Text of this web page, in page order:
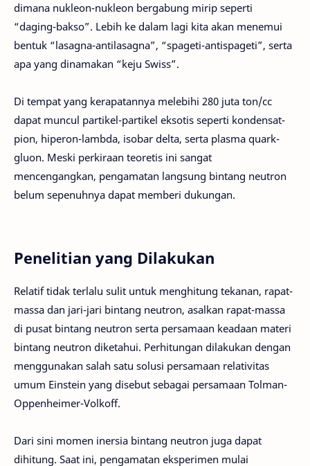
dimana nukleon-nukleon bergabung mirip seperti
“daging-bakso”. Lebih ke dalam lagi kita akan menemui
bentuk “lasagna-antilasagna”, “spageti-antispageti”, serta
apa yang dinamakan “keju Swiss”.
Di tempat yang kerapatannya melebihi 280 juta ton/cc
dapat muncul partikel-partikel eksotis seperti kondensat-
pion, hiperon-lambda, isobar delta, serta plasma quark-
gluon. Meski perkiraan teoretis ini sangat
mencengangkan, pengamatan langsung bintang neutron
belum sepenuhnya dapat memberi dukungan.
Penelitian yang Dilakukan
Relatif tidak terlalu sulit untuk menghitung tekanan, rapat-
massa dan jari-jari bintang neutron, asalkan rapat-massa
di pusat bintang neutron serta persamaan keadaan materi
bintang neutron diketahui. Perhitungan dilakukan dengan
menggunakan salah satu solusi persamaan relativitas
umum Einstein yang disebut sebagai persamaan Tolman-
Oppenheimer-Volkoff.
Dari sini momen inersia bintang neutron juga dapat
dihitung. Saat ini, pengamatan eksperimen mulai